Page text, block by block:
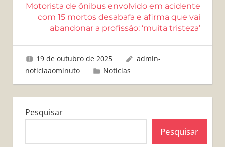
Motorista de ônibus envolvido em acidente
com 15 mortos desabafa e afirma que vai
abandonar a profissão: ‘muita tristeza’
19 de outubro de 2025
admin-
noticiaaominuto
Notícias
Pesquisar
Pesquisar